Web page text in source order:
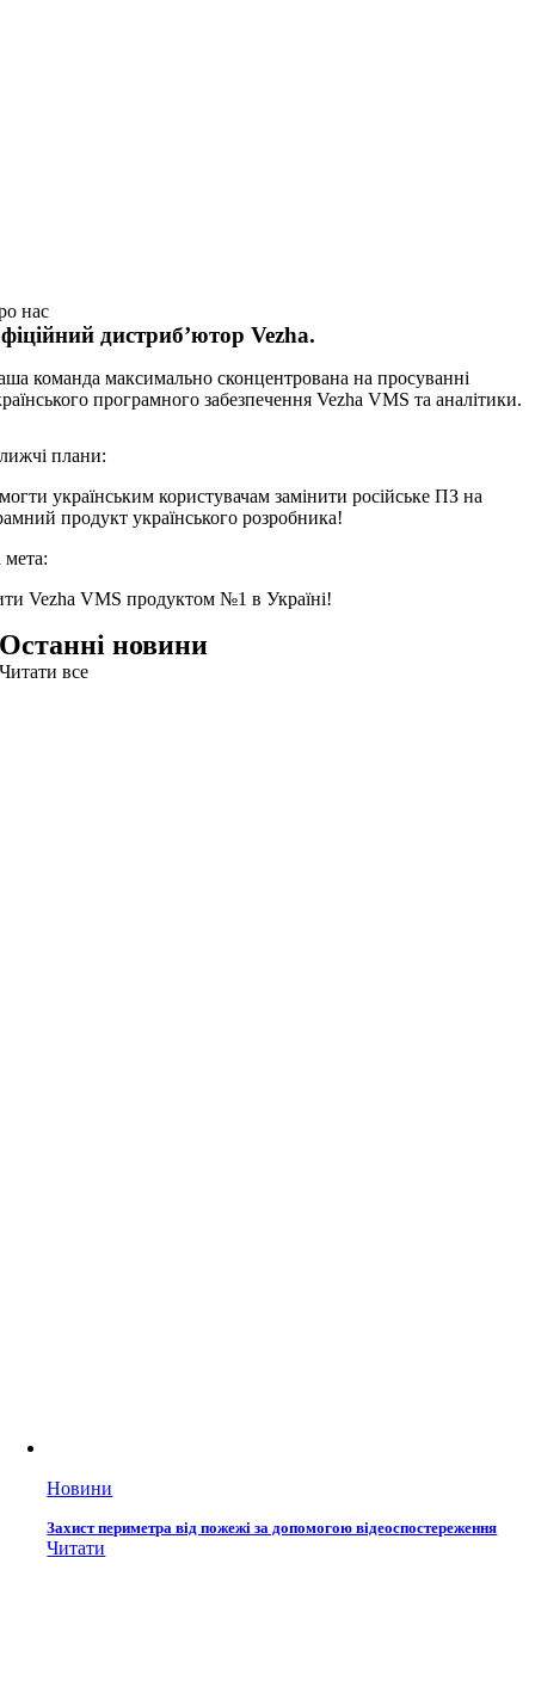
нас
дистриб’ютор Vezha.
команда максимально сконцентрована на просуванні
програмного забезпечення Vezha VMS та аналітики.
плани:
українським користувачам замінити російське ПЗ на
продукт українського розробника!
Vezha VMS продуктом №1 в Україні!
Останні новини
Читати все
Новини
Захист периметра від пожежі за допомогою відеоспостереження
Читати